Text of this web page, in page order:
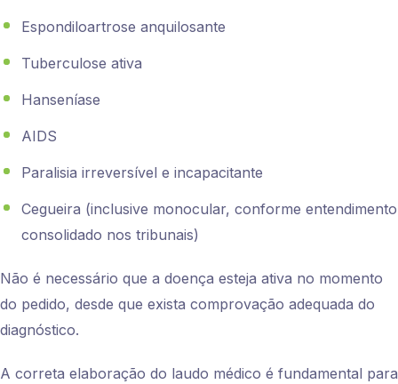
Espondiloartrose anquilosante
Tuberculose ativa
Hanseníase
AIDS
Paralisia irreversível e incapacitante
Cegueira (inclusive monocular, conforme entendimento
consolidado nos tribunais)
Não é necessário que a doença esteja ativa no momento
do pedido, desde que exista comprovação adequada do
diagnóstico.
A correta elaboração do laudo médico é fundamental para